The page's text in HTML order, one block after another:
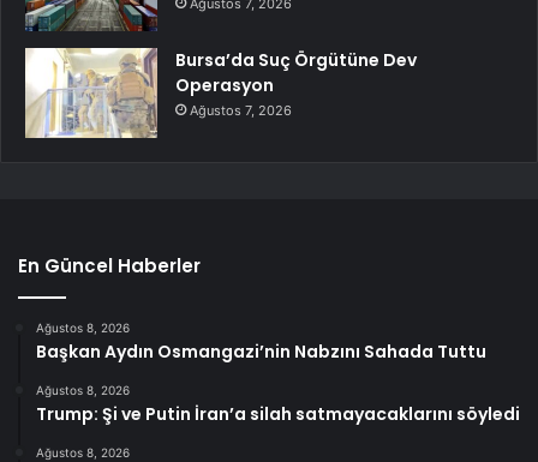
Bursa’da Suç Örgütüne Dev
Operasyon
Ağustos 7, 2026
En Güncel Haberler
Ağustos 8, 2026
Başkan Aydın Osmangazi’nin Nabzını Sahada Tuttu
Ağustos 8, 2026
Trump: Şi ve Putin İran’a silah satmayacaklarını söyledi
Ağustos 8, 2026